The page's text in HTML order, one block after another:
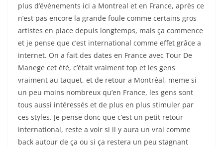
plus d’événements ici a Montreal et en France, après ce
n’est pas encore la grande foule comme certains gros
artistes en place depuis longtemps, mais ça commence
et je pense que c’est international comme effet grâce a
internet. On a fait des dates en France avec Tour De
Manege cet été, c’était vraiment top et les gens
vraiment au taquet, et de retour a Montréal, meme si
un peu moins nombreux qu’en France, les gens sont
tous aussi intéressés et de plus en plus stimuler par
ces styles. Je pense donc que c’est un petit retour
international, reste a voir si il y aura un vrai comme
back autour de ça ou si ça restera un peu stagnant